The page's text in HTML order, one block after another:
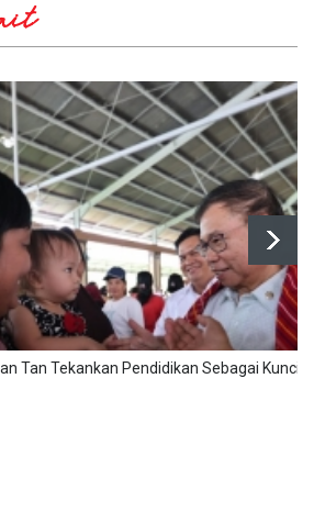
Tan Tekankan Pendidikan Sebagai Kunci